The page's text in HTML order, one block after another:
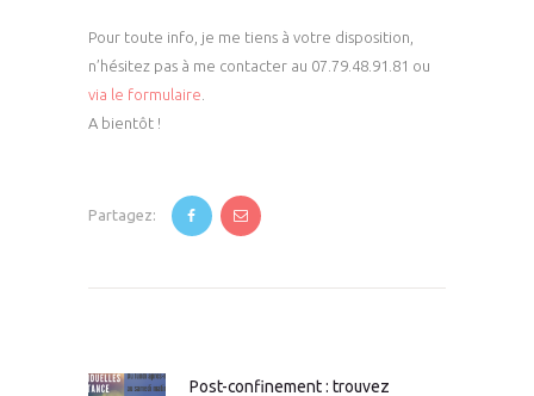
Pour toute info, je me tiens à votre disposition,
n’hésitez pas à me contacter au 07.79.48.91.81 ou
via le formulaire
A bientôt !
Partagez:
l’article
Article
Post-confinement : trouvez